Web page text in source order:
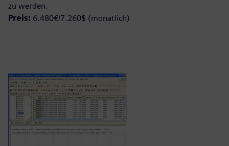
zu werden.
Preis: 6.480€/7.260$ (monatlich)